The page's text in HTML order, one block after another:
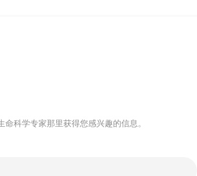
命科学专家那里获得您感兴趣的信息。